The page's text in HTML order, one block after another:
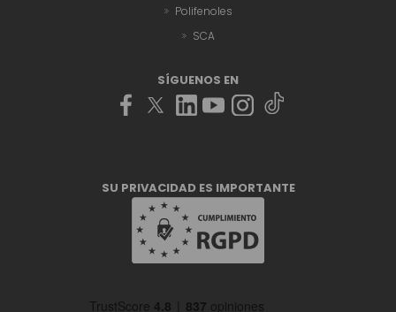
Polifenoles
SCA
SÍGUENOS EN
SU PRIVACIDAD ES IMPORTANTE